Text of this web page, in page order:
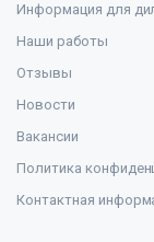
Информация для
Наши работы
Отзывы
Новости
Вакансии
Политика
Контактная